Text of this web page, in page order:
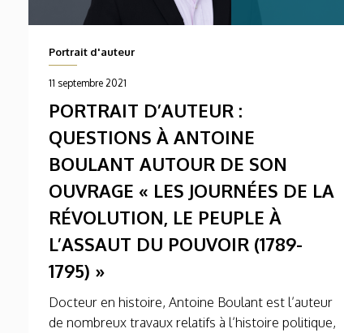
Portrait d'auteur
11 septembre 2021
PORTRAIT D’AUTEUR :
QUESTIONS À ANTOINE
BOULANT AUTOUR DE SON
OUVRAGE « LES JOURNÉES DE LA
RÉVOLUTION, LE PEUPLE À
L’ASSAUT DU POUVOIR (1789-
1795) »
Docteur en histoire, Antoine Boulant est l’auteur
de nombreux travaux relatifs à l’histoire politique,